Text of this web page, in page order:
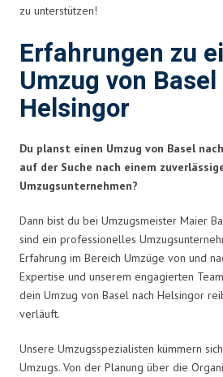
zu unterstützen!
Erfahrungen zu
Umzug von
Helsingor
Du planst einen Umzug von Basel
auf der Suche nach einem
Umzugsunternehmen?
Dann bist du bei Umzugsmeister Maier
sind ein professionelles
Erfahrung im Bereich Umzüge von und
Expertise und unserem engagierten
dein Umzug von Basel nach Helsingor
verläuft.
Unsere Umzugsspezialisten kümmern
Umzugs. Von der Planung über die